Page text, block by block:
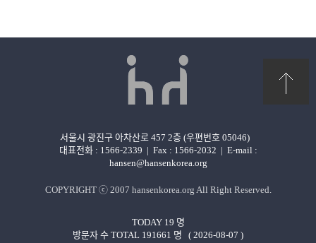
서울시 광진구 아차산로 457 2층 (우편번호 05046)
대표전화 : 1566-2339 | Fax : 1566-2032 | E-mail :
hansen@hansenkorea.org
COPYRIGHT ⓒ 2007 hansenkorea.org All Right Reserved.
TODAY 19 명
방문자 수 TOTAL 191661 명 ( 2026-08-07 )